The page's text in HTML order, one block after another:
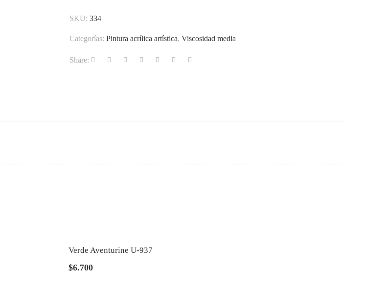
SKU:334
Categorías:Pintura acrílica artística,Viscosidad media
Share:
Verde Aventurine U-937
$6.700